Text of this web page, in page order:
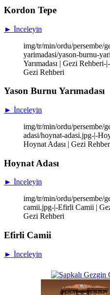
Kordon Tepe
► İnceleyin
img/tr/min/ordu/persembe/
yarimadasi/yason-burnu-
Yarımadası | Gezi Rehberi-
Gezi Rehberi
Yason Burnu Yarımadası
► İnceleyin
img/tr/min/ordu/persembe/
adasi/hoynat-adasi.jpg-|-
Hoynat Adası | Gezi
Hoynat Adası
► İnceleyin
img/tr/min/ordu/persembe/
camii.jpg-|-Efirli Camii |
Gezi Rehberi
Efirli Camii
► İnceleyin